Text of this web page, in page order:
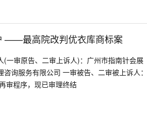
——最高院改判优衣库商标案
一审原告、二审上诉人)：广州市指南针会展
询服务有限公司 一审被告、二审被上诉人：
审程序，现已审理终结